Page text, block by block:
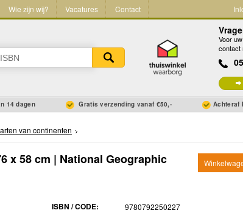
Wie zijn wij? Vacatures Contact
Voor
contact
14 dagen Gratis verzending vanaf €50,- Achteraf
van continenten
x 58 cm | National Geographic
ISBN / CODE: 9780792250227